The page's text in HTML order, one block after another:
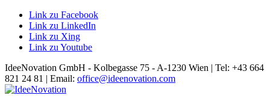
Link zu Facebook
Link zu LinkedIn
Link zu Xing
Link zu Youtube
IdeeNovation GmbH - Kolbegasse 75 - A-1230 Wien | Tel: +43 664
821 24 81 | Email: office@ideenovation.com